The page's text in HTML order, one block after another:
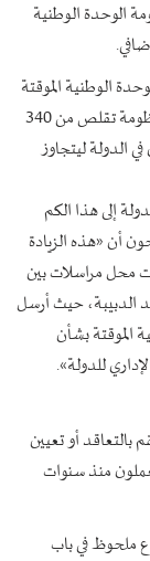
الوحدة الوطنية
الوحدة الوطنية الموقتة
علي العابد، إن عدد الباحثين عن العمل المسجلين بالمنظومة تقلص من 340
في الدولة ليتجاوز
إلى هذا الكم
أن «هذه الزيادة
محل مراسلات بين
الدبيبة، حيث أرسل
الموقتة بشأن
للدولة».
بالتعاقد أو تعيين
منذ سنوات
ملحوظ في باب